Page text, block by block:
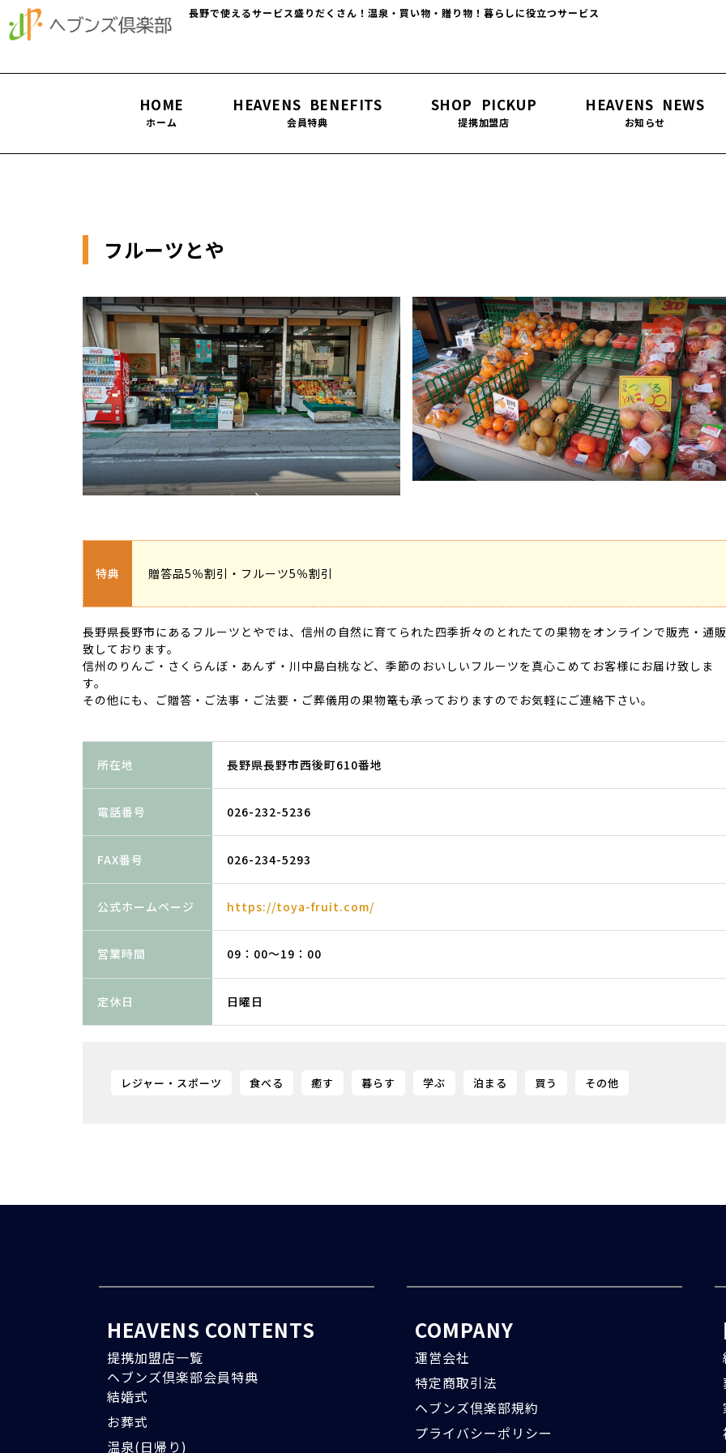
長野で使えるサービス盛りだくさん！温泉・買い物・贈り物！暮らしに役立つサービス
HOME
ホーム
HEAVENS BENEFITS
会員特典
SHOP PICKUP
提携加盟店
HEAVENS NEWS
お知らせ
フルーツとや
特典 贈答品5％割引・フルーツ5％割引
長野県長野市にあるフルーツとやでは、信州の自然に育てられた四季折々のとれたての果物をオンラインで販売・通販
致しております。
信州のりんご・さくらんぼ・あんず・川中島白桃など、季節のおいしいフルーツを真心こめてお客様にお届け致しま
す。
その他にも、ご贈答・ご法事・ご法要・ご葬儀用の果物篭も承っておりますのでお気軽にご連絡下さい。
所在地 長野県長野市西後町610番地
電話番号 026-232-5236
FAX番号 026-234-5293
公式ホームページ https://toya-fruit.com/
営業時間 09：00～19：00
定休日 日曜日
レジャー・スポーツ 食べる 癒す 暮らす 学ぶ 泊まる 買う その他
HEAVENS CONTENTS
提携加盟店一覧
ヘブンズ倶楽部会員特典
結婚式
お葬式
温泉(日帰り)
COMPANY
運営会社
特定商取引法
ヘブンズ倶楽部規約
プライバシーポリシー